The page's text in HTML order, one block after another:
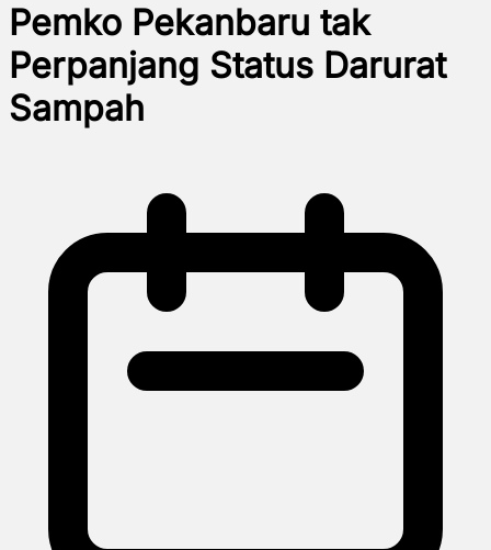
Pemko Pekanbaru tak
Perpanjang Status Darurat
Sampah